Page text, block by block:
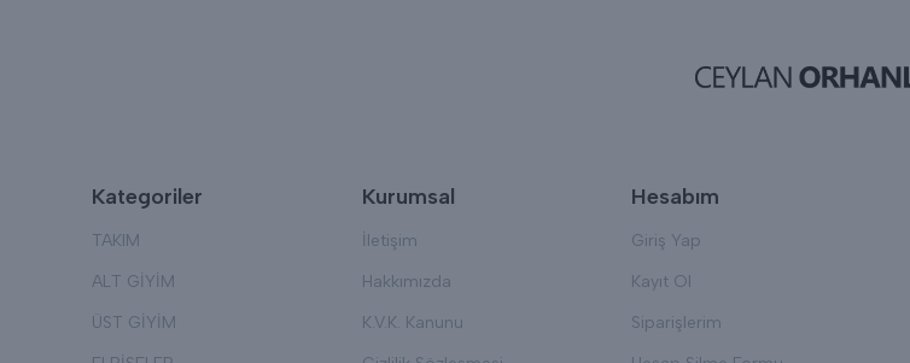
Kategoriler
TAKIM
ALT GİYİM
ÜST GİYİM
Kurumsal
İletişim
Hakkımızda
K.V.K. Kanunu
Hesabım
Giriş Yap
Kayıt Ol
Siparişlerim